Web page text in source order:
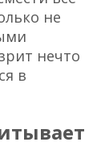
не
нечто
в